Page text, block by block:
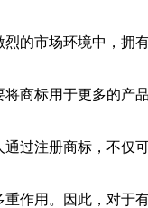
的市场环境中，拥
商标用于更多的产
过注册商标，不仅
作用。因此，对于